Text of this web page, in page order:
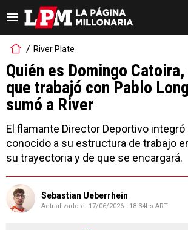
River Plate
Quién es Domingo
que trabajó con Pablo
sumó a River
El flamante Director Deportivo integró
conocido a su estructura de trabajo
su trayectoria y de que se encargará.
Sebastian Ueberrhein
Actualizado el 17/06/2026 - 18:34hs ART